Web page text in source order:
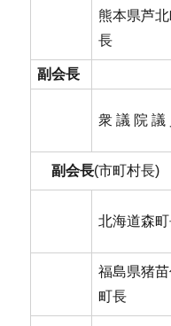
熊本県芦
長
副会長
衆 議 院 議
副会長(市町村長)
北海道森
福島県猪
町長